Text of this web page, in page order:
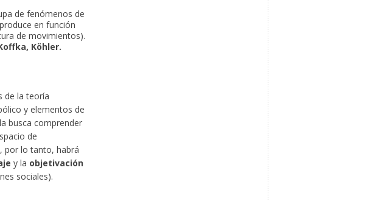
de fenómenos de
en función
de movimientos).
Köhler.
de la teoría
y elementos de
busca comprender
de
, por lo tanto, habrá
y la objetivación
sociales).